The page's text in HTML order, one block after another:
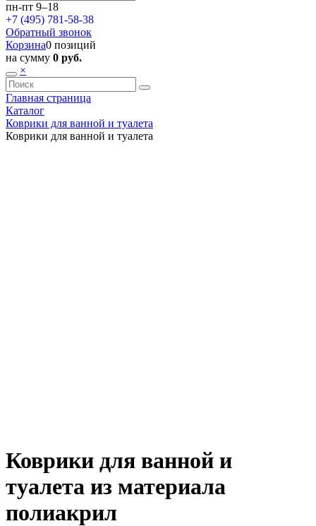
пн-пт 9–18
+7 (495) 781-58-38
Обратный звонок
Корзина0 позиций
на сумму 0 руб.
×
Главная страница
Каталог
Коврики для ванной и туалета
Коврики для ванной и туалета
Коврики для ванной и
туалета из материала
полиакрил